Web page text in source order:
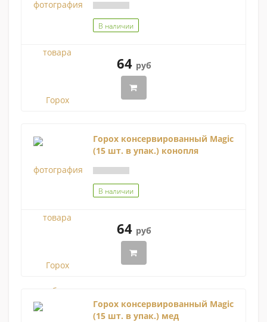
В наличии
64 руб
Горох консервированный Magic
(15 шт. в упак.) конопля
В наличии
64 руб
Горох консервированный Magic
(15 шт. в упак.) мед